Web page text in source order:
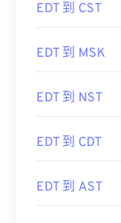
EDT 到 CST
EDT 到 MSK
EDT 到 NST
EDT 到 CDT
EDT 到 AST